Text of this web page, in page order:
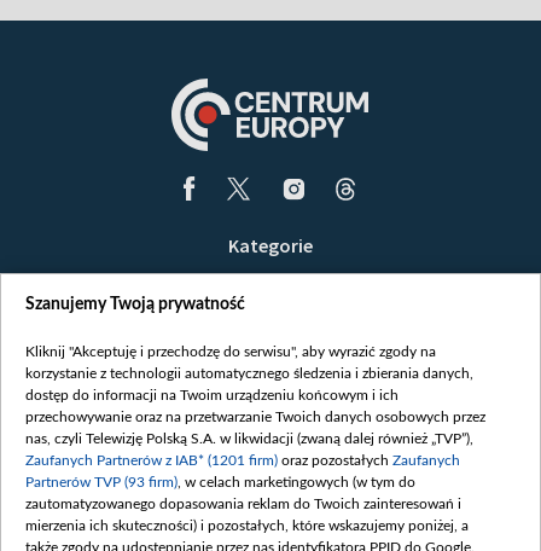
Kategorie
Opinie
Białoruś / Polska
Czytelnia
Centrum Europy
O nas
Kontakt
Szanujemy Twoją prywatność
Kliknij "Akceptuję i przechodzę do serwisu", aby wyrazić zgody na
korzystanie z technologii automatycznego śledzenia i zbierania danych,
dostęp do informacji na Twoim urządzeniu końcowym i ich
przechowywanie oraz na przetwarzanie Twoich danych osobowych przez
nas, czyli Telewizję Polską S.A. w likwidacji (zwaną dalej również „TVP”),
Zaufanych Partnerów z IAB* (1201 firm) oraz pozostałych Zaufanych
Partnerów TVP (93 firm) , w celach marketingowych (w tym do
zautomatyzowanego dopasowania reklam do Twoich zainteresowań i
mierzenia ich skuteczności) i pozostałych, które wskazujemy poniżej, a
także zgody na udostępnianie przez nas identyfikatora PPID do Google.